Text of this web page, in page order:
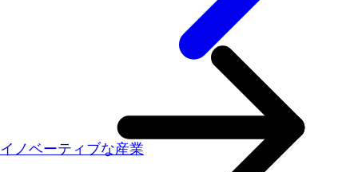
イノベーティブな産業